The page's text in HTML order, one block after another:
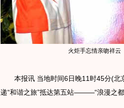
火炬手忘情亲吻祥云
本报讯 当地时间6日晚11时45分(北
递“和谐之旅”抵达第五站———“浪漫之都